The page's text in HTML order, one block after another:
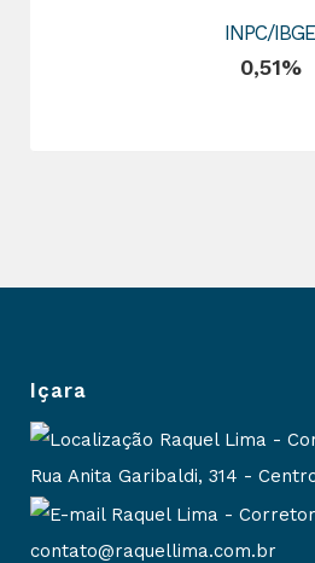
INPC/IBGE
0,51%
Içara
Rua Anita Garibaldi, 314 -
contato@raquellima.com.br